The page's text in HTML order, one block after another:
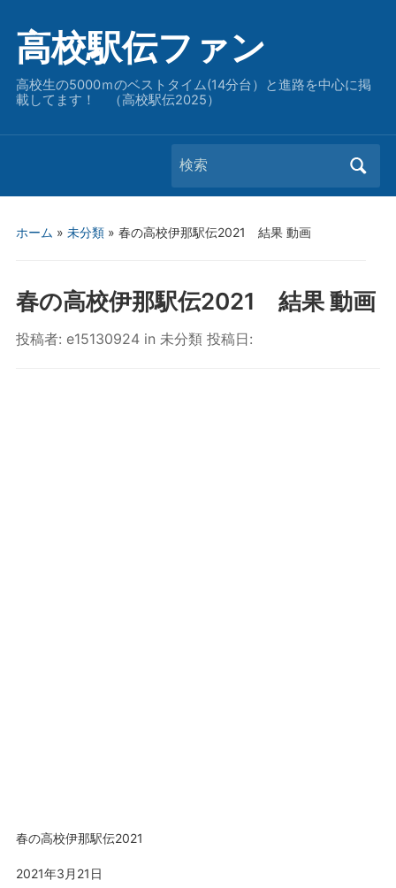
高校駅伝ファン
高校生の5000ｍのベストタイム(14分台）と進路を中心に掲
載してます！ （高校駅伝2025）
Search
for:
ホーム » 未分類» 春の高校伊那駅伝2021 結果 動画
春の高校伊那駅伝2021 結果 動画
投稿者: e15130924 in 未分類投稿日:
春の高校伊那駅伝2021
2021年3月21日